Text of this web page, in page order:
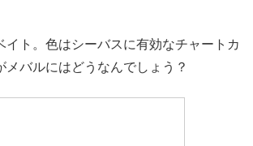
イト。色はシーバスに有効なチャートカ
メバルにはどうなんでしょう？